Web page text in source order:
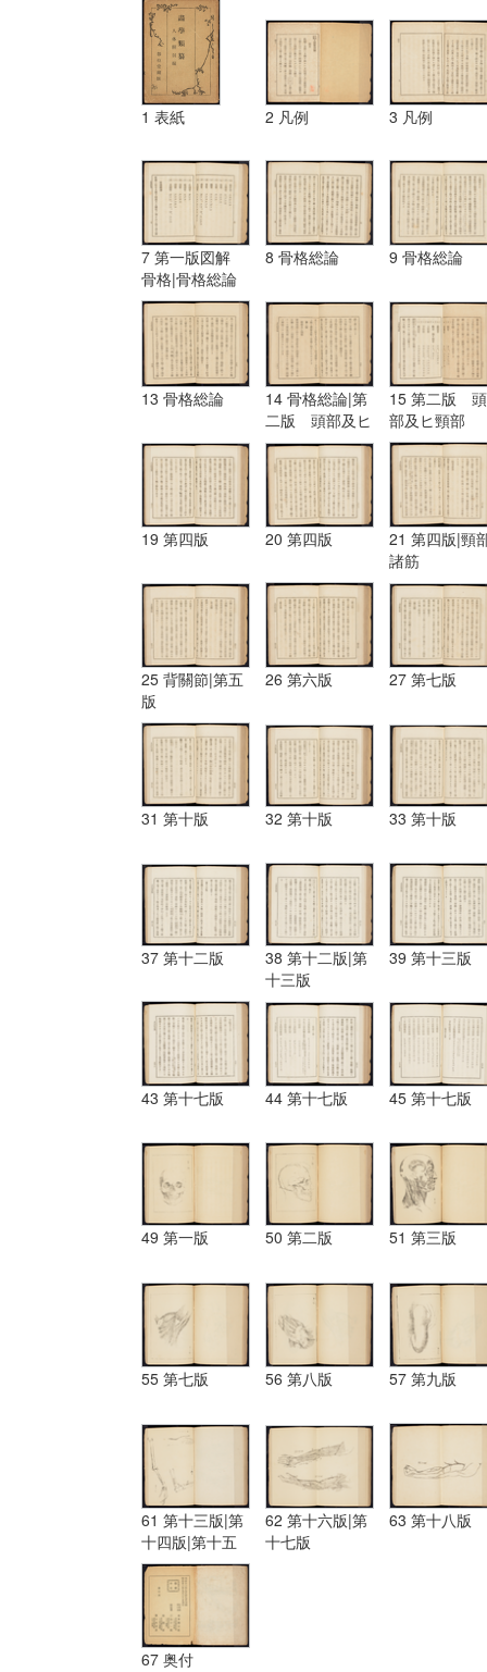
1 表紙 2 凡例 3 凡例
7 第一版図解
骨格|骨格総論
8 骨格総論 9 骨格総論
13 骨格総論
14 骨格総論|第
二版 頭部及ヒ
頸部
15 第二版 頭
部及ヒ頸部
19 第四版 20 第四版
21 第四版|頸
諸筋
25 背關節|第五
版
26 第六版 27 第七版
31 第十版 32 第十版 33 第十版
37 第十二版
38 第十二版|第
十三版
39 第十三版
43 第十七版 44 第十七版 45 第十七版
49 第一版 50 第二版 51 第三版
55 第七版 56 第八版 57 第九版
61 第十三版|第
十四版|第十五
版
62 第十六版|第
十七版
63 第十八版
67 奥付